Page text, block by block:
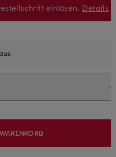
einlösen. Details
.